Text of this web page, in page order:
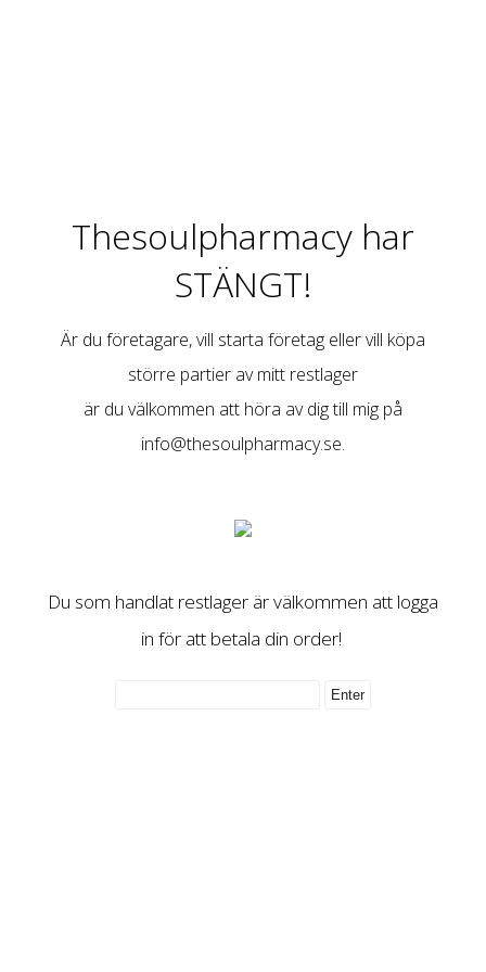
Thesoulpharmacy har
STÄNGT!
Är du företagare, vill starta företag eller vill köpa
större partier av mitt restlager
är du välkommen att höra av dig till mig på
info@thesoulpharmacy.se.
Du som handlat restlager är välkommen att logga
in för att betala din order!